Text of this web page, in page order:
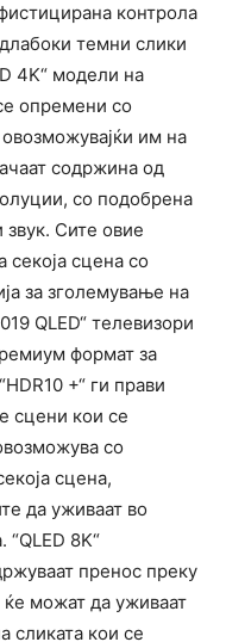
контрола
темни слики
4K“ модели на
опремени со
им на
содржина од
со подобрена
звук. Сите овие
сцена со
за зголемување на
QLED“ телевизори
формат за
+“ ги прави
сцени кои се
со
сцена,
да уживаат во
8K“
пренос преку
ќе можат да уживаат
сликата кои се